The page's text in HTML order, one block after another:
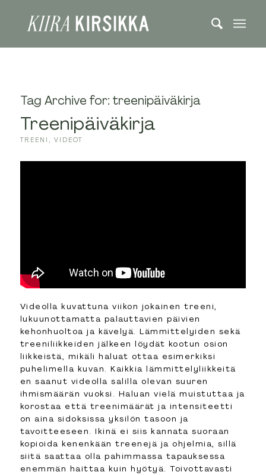
Tag Archive for: treenipäiväkirja
Treenipäiväkirja
TREENI , VIDEOT
Videolla kuvattuna viikon jokainen treeni,
lukuunottamatta palauttavien päivien
kehonhuoltoa ja kävelyä. Lämmittelyiden sekä
treeniliikkeiden jälkeen löydät kootun osion
liikkeistä, mikäli haluat ottaa esimerkiksi
puhelimella kuvan. Kaikkia lämmittelyliikkeitä
en saanut videolla salilla olevan suuren
ihmismäärän vuoksi. Haluan vielä muistuttaa ja
korostaa että treenimäärät ja intensiteetti
on aina sidoksissa yksilön tasoon ja
tavoitteeseen. Ikinä ei siis kannata suoraan
kopioida kenenkään treenejä ja ohjelmia, sillä
siitä saattaa olla pahimmassa tapauksessa
enemmän haittaa kuin hyötyä. Toivottavasti